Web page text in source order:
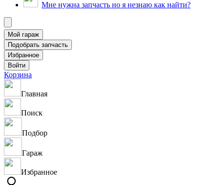
Мне нужна запчасть но я незнаю как найти?
Корзина
Главная
Поиск
Подбор
Гараж
Избранное